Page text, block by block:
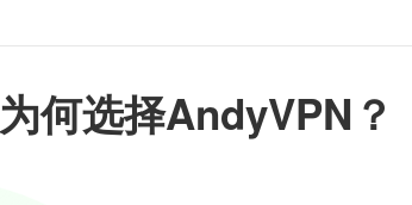
为何选择AndyVPN？